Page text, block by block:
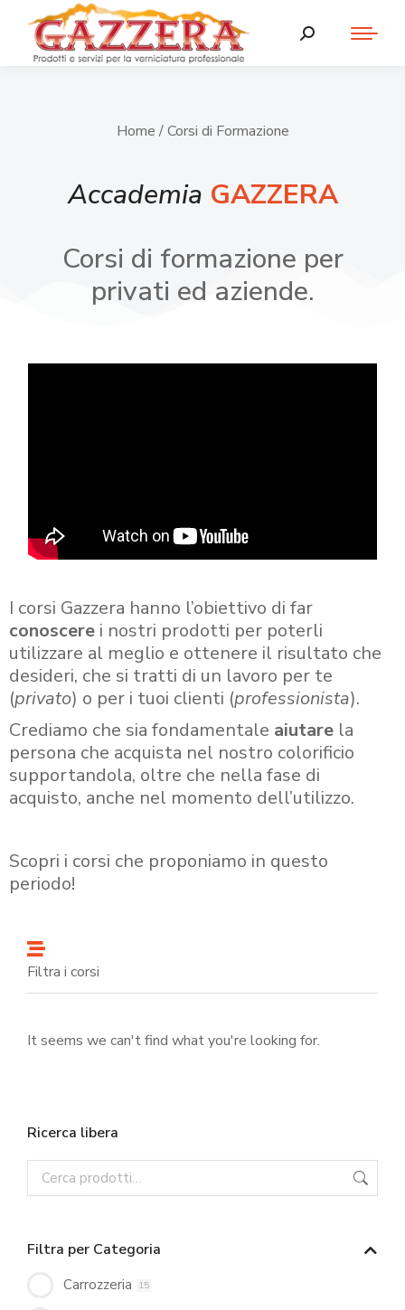
Home / Corsi di Formazione
Accademia GAZZERA
Corsi di formazione per
privati ed aziende.
I corsi Gazzera hanno l’obiettivo di far
conoscere i nostri prodotti per poterli
utilizzare al meglio e ottenere il risultato che
desideri, che si tratti di un lavoro per te
(privato) o per i tuoi clienti (professionista).
Crediamo che sia fondamentale aiutare la
persona che acquista nel nostro colorificio
supportandola, oltre che nella fase di
acquisto, anche nel momento dell’utilizzo.
Scopri i corsi che proponiamo in questo
periodo!
Filtra i corsi
It seems we can't find what you're looking for.
Ricerca libera
Filtra per Categoria
Carrozzeria 15